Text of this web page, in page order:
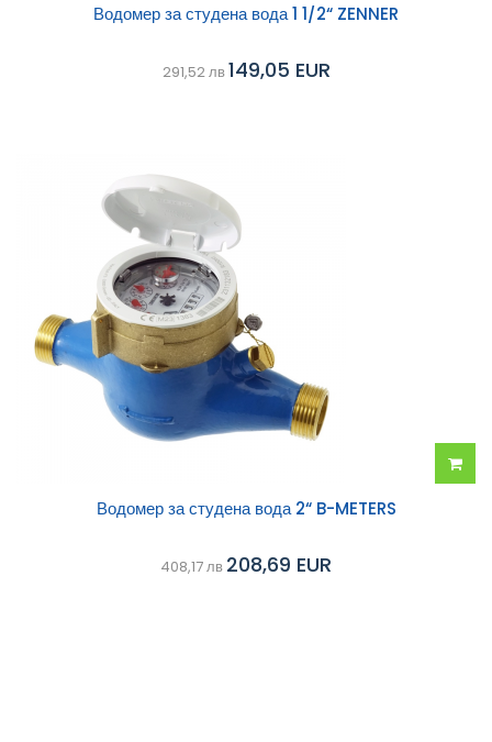
Водомер за студена вода 1 1/2“ ZENNER
291,52 лв149,05 EUR
Водомер за студена вода 2“ B-METERS
408,17 лв 208,69 EUR